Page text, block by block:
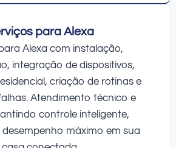
para Alexa
Alexa com instalação,
integração de dispositivos,
criação de rotinas e
Atendimento técnico e
controle inteligente,
máximo em sua